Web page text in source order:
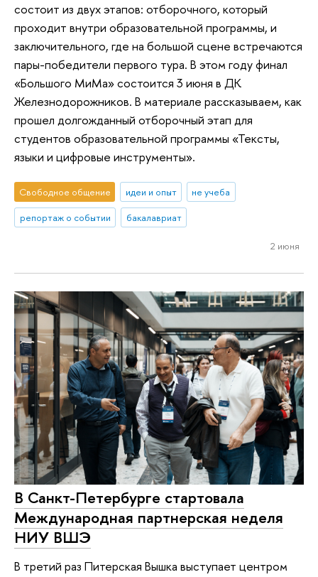
состоит из двух этапов: отборочного, который
проходит внутри образовательной программы, и
заключительного, где на большой сцене встречаются
пары-победители первого тура. В этом году финал
«Большого МиМа» состоится 3 июня в ДК
Железнодорожников. В материале рассказываем, как
прошел долгожданный отборочный этап для
студентов образовательной программы «Тексты,
языки и цифровые инструменты».
Свободное общение идеи и опыт
не учеба
репортаж о событии
бакалавриат
2 июня
В Санкт-Петербурге стартовала
Международная партнерская неделя
НИУ ВШЭ
В третий раз Питерская Вышка выступает центром